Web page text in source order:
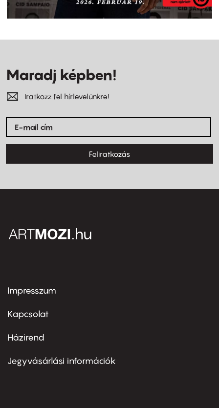
Maradj képben!
Iratkozz fel hírlevelünkre!
Feliratkozás
Footer
first
Impresszum
Kapcsolat
Footer
second
Házirend
Jegyvásárlási információk